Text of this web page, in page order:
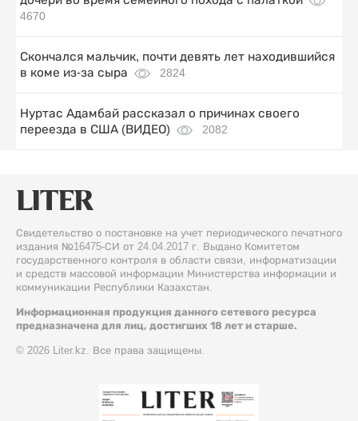
4670
Скончался мальчик, почти девять лет находившийся
в коме из-за сыра
2824
Нуртас Адамбай рассказал о причинах своего
переезда в США (ВИДЕО)
2082
Свидетельство о постановке на учет периодического печатного
издания №16475-СИ от 24.04.2017 г. Выдано Комитетом
государственного контроля в области связи, информатизации
и средств массовой информации Министерства информации и
коммуникации Республики Казахстан.
Информационная продукция данного сетевого ресурса
предназначена для лиц, достигших 18 лет и старше.
© 2026 Liter.kz. Все права защищены.